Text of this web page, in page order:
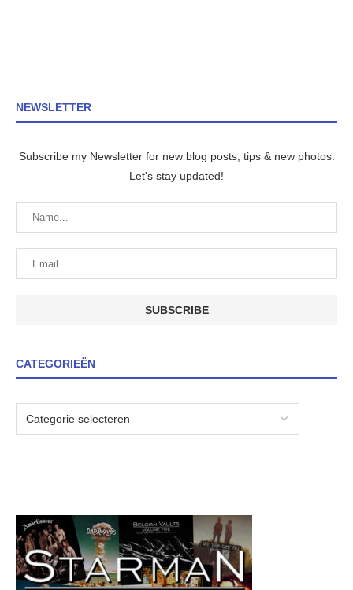
NEWSLETTER
Subscribe my Newsletter for new blog posts, tips & new photos.
Let's stay updated!
CATEGORIEËN